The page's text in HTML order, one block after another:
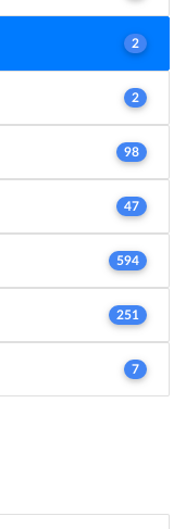
2
2
98
47
594
251
7